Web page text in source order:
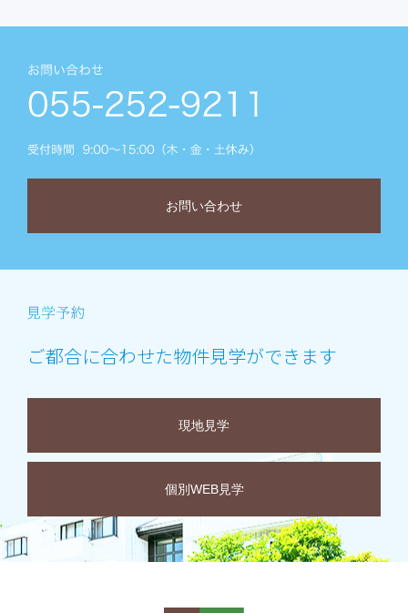
お問い合わせ
ご都合に合わせた物件見学ができます
現地見学
個別WEB見学